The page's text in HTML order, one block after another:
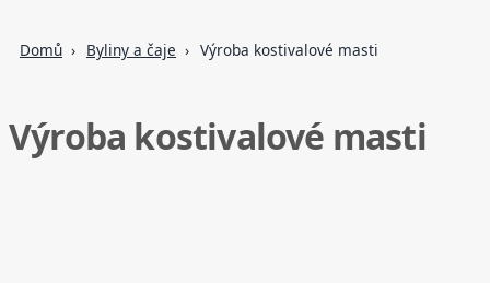
Domů Byliny a čaje Výroba kostivalové masti
Výroba kostivalové masti